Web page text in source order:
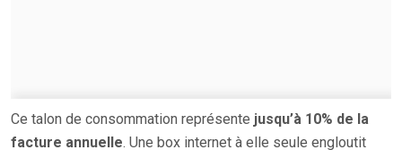
Ce talon de consommation représente jusqu’à 10% de la
facture annuelle. Une box internet à elle seule engloutit